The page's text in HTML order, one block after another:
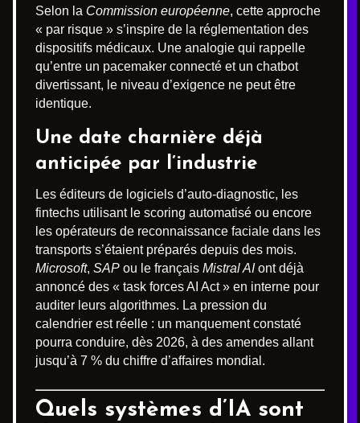
Selon la Commission européenne, cette approche
« par risque » s’inspire de la réglementation des
dispositifs médicaux. Une analogie qui rappelle
qu’entre un pacemaker connecté et un chatbot
divertissant, le niveau d’exigence ne peut être
identique.
Une date charnière déjà
anticipée par l’industrie
Les éditeurs de logiciels d’auto-diagnostic, les
fintechs utilisant le scoring automatisé ou encore
les opérateurs de reconnaissance faciale dans les
transports s’étaient préparés depuis des mois.
Microsoft, SAP ou le français Mistral AIont déjà
annoncé des « task forces AI Act » en interne pour
auditer leurs algorithmes. La pression du
calendrier est réelle : un manquement constaté
pourra conduire, dès 2026, à des amendes allant
jusqu’à 7 % du chiffre d’affaires mondial.
Quels systèmes d’IA sont